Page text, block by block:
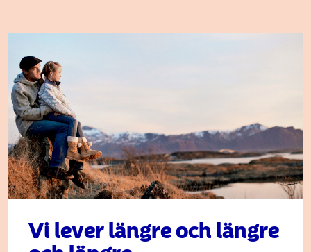
Vi lever längre och längre